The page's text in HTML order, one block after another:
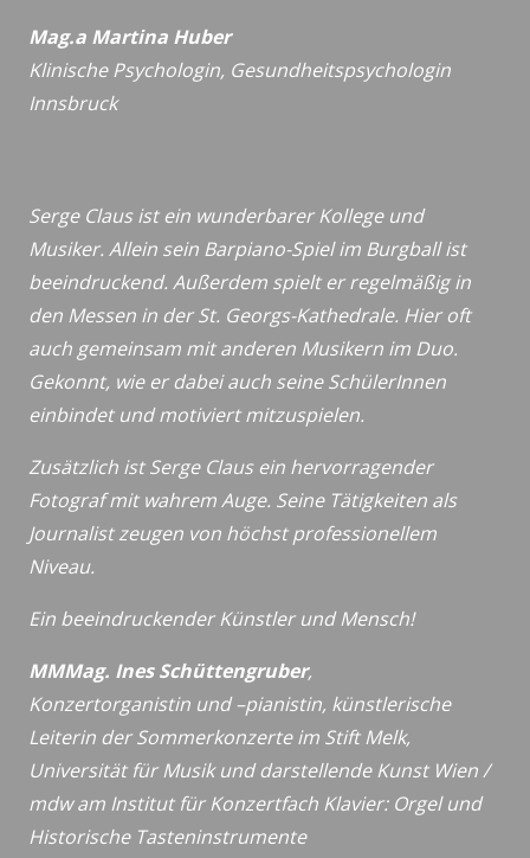
Mag.a Martina Huber
Klinische Psychologin, Gesundheitspsychologin
Innsbruck
Serge Claus ist ein wunderbarer Kollege und
Musiker. Allein sein Barpiano-Spiel im Burgball ist
beeindruckend. Außerdem spielt er regelmäßig in
den Messen in der St. Georgs-Kathedrale. Hier oft
auch gemeinsam mit anderen Musikern im Duo.
Gekonnt, wie er dabei auch seine SchülerInnen
einbindet und motiviert mitzuspielen.
Zusätzlich ist Serge Claus ein hervorragender
Fotograf mit wahrem Auge. Seine Tätigkeiten als
Journalist zeugen von höchst professionellem
Niveau.
Ein beeindruckender Künstler und Mensch!
MMMag. Ines Schüttengruber,
Konzertorganistin und –pianistin, künstlerische
Leiterin der Sommerkonzerte im Stift Melk,
Universität für Musik und darstellende Kunst Wien /
mdwam Institut für Konzertfach Klavier: Orgel und
Historische Tasteninstrumente